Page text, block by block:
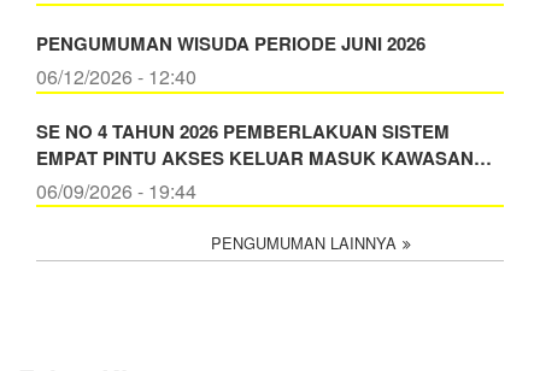
PENGUMUMAN WISUDA PERIODE JUNI 2026
06/12/2026 - 12:40
SE NO 4 TAHUN 2026 PEMBERLAKUAN SISTEM
EMPAT PINTU AKSES KELUAR MASUK KAWASAN…
06/09/2026 - 19:44
PENGUMUMAN LAINNYA